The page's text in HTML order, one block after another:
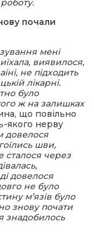
почали
мені
виявилося,
не підходить
лікарні.
було
ж на залишках
що повільно
якого нерву
довелося
шви,
сталося через
довелося
не було
м’язів було
знову почати
знадобилось